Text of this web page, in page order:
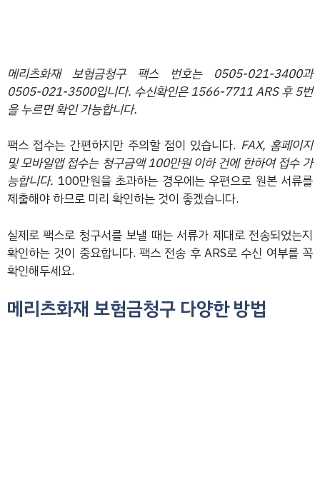
메리츠화재 보험금청구 팩스 번호는 0505-021-3400과
0505-021-3500입니다. 수신확인은 1566-7711 ARS 후 5번
을 누르면 확인 가능합니다.
팩스 접수는 간편하지만 주의할 점이 있습니다. FAX, 홈페이지
및 모바일앱 접수는 청구금액 100만원 이하 건에 한하여 접수 가
능합니다. 100만원을 초과하는 경우에는 우편으로 원본 서류를
제출해야 하므로 미리 확인하는 것이 좋겠습니다.
실제로 팩스로 청구서를 보낼 때는 서류가 제대로 전송되었는지
확인하는 것이 중요합니다. 팩스 전송 후 ARS로 수신 여부를 꼭
확인해두세요.
메리츠화재 보험금청구 다양한 방법